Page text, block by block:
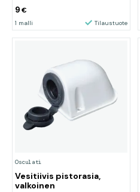
9 €
1 malli Tilaustuote
Osculati
Vesitiivis pistorasia,
valkoinen